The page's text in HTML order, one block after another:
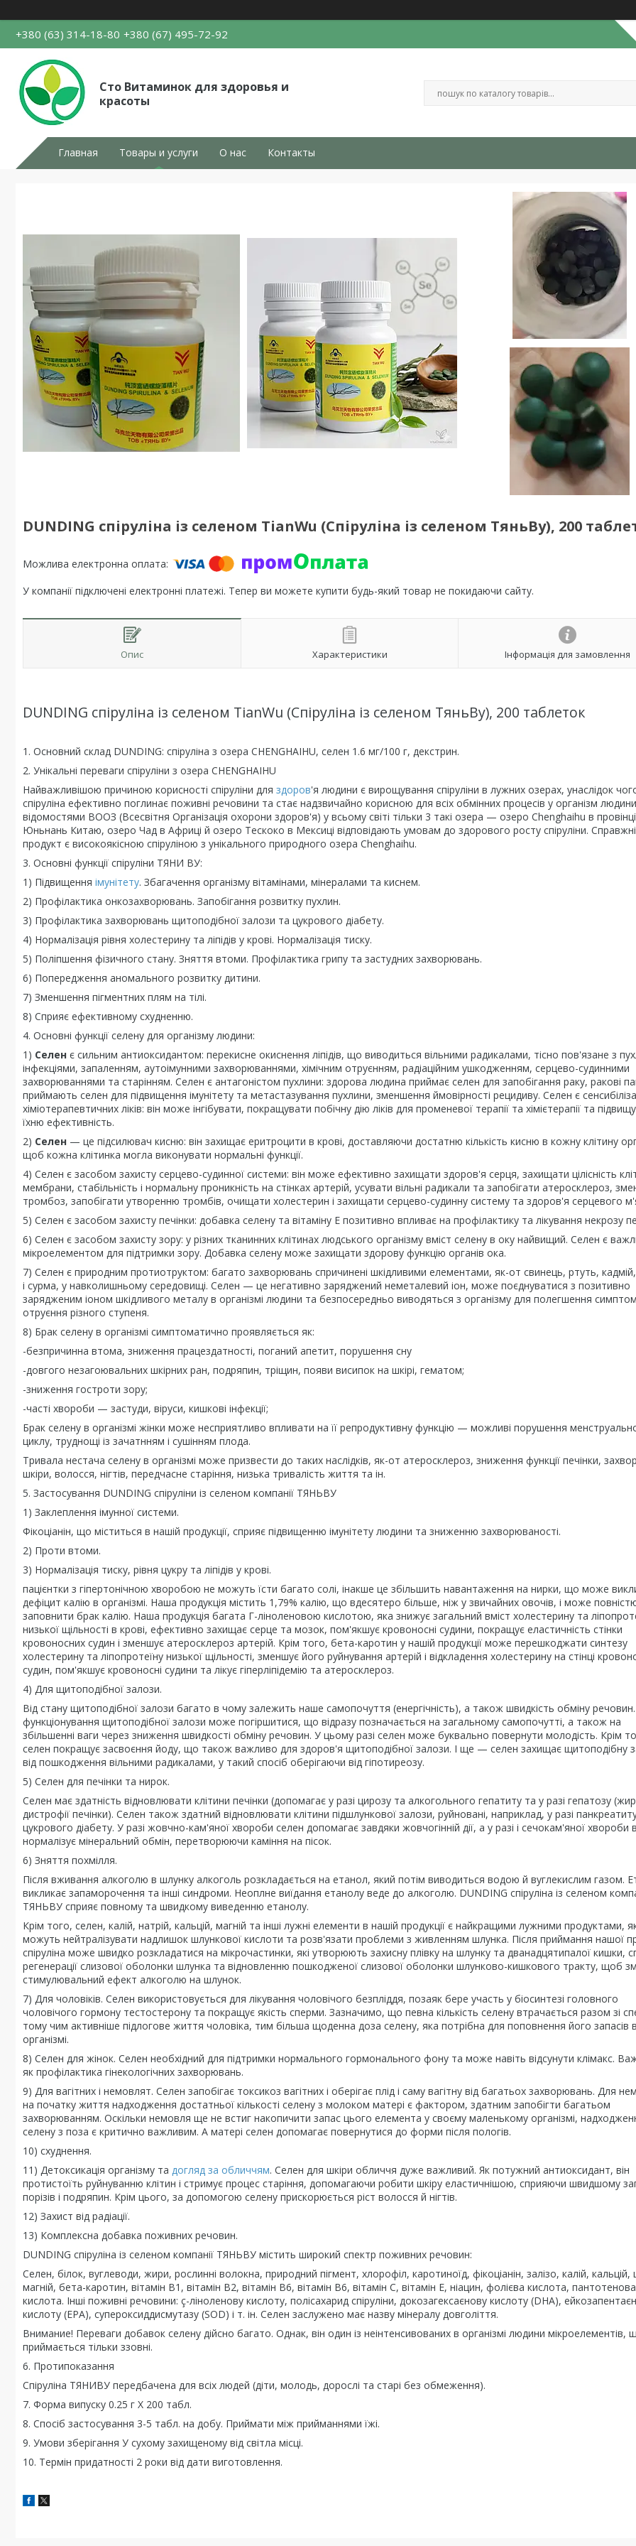
+380 (63) 314-18-80 +380 (67) 495-72-92
Сто Витаминок для здоровья и
красоты
Главная Товары и услуги О нас Контакты
DUNDING спіруліна із селеном TianWu (Спіруліна із селеном ТяньВу), 200
У компанії підключені електронні платежі. Тепер ви можете купити будь-який товар не покидаючи сайту.
Опис Характеристики Інформація для замовлення
DUNDING спіруліна із селеном TianWu (Спіруліна із селеном ТяньВу), 200 таблеток
1. Основний склад DUNDING: спіруліна з озера СHENGHAIHU, селен 1.6 мг/100 г, декстрин.
2. Унікальні переваги спіруліни з озера CHENGHAIHU
Найважливішою причиною корисності спіруліни для здоров'я людини є вирощування спіруліни в лужних озерах, унаслідок
спіруліна ефективно поглинає поживні речовини та стає надзвичайно корисною для всіх обмінних процесів у організм
відомостями ВООЗ (Всесвітня Організація охорони здоров'я) у всьому світі тільки 3 такі озера — озеро Chenghaihu в
Юньнань Китаю, озеро Чад в Африці й озеро Тескоко в Мексиці відповідають умовам до здорового росту спіруліни.
продукт є високоякісною спіруліною з унікального природного озера Chenghaihu.
3. Основні функції спіруліни ТЯНИ ВУ:
1) Підвищення імунітету. Збагачення організму вітамінами, мінералами та киснем.
2) Профілактика онкозахворювань. Запобігання розвитку пухлин.
3) Профілактика захворювань щитоподібної залози та цукрового діабету.
4) Нормалізація рівня холестерину та ліпідів у крові. Нормалізація тиску.
5) Поліпшення фізичного стану. Зняття втоми. Профілактика грипу та застудних захворювань.
6) Попередження аномального розвитку дитини.
7) Зменшення пігментних плям на тілі.
8) Сприяє ефективному схудненню.
4. Основні функції селену для організму людини:
1) Селен є сильним антиоксидантом: перекисне окиснення ліпідів, що виводиться вільними радикалами, тісно пов'язане з
інфекціями, запаленням, аутоімунними захворюваннями, хімічним отруєнням, радіаційним ушкодженням, серцево-судинними
захворюваннями та старінням. Селен є антагоністом пухлини: здорова людина приймає селен для запобігання раку, ракові
приймають селен для підвищення імунітету та метастазування пухлини, зменшення ймовірності рецидиву. Селен є
хіміотерапевтичних ліків: він може інгібувати, покращувати побічну дію ліків для променевої терапії та хімієтерапії та
їхню ефективність.
2) Селен — це підсилювач кисню: він захищає еритроцити в крові, доставляючи достатню кількість кисню в кожну клітину
щоб кожна клітинка могла виконувати нормальні функції.
4) Селен є засобом захисту серцево-судинної системи: він може ефективно захищати здоров'я серця, захищати цілісність
мембрани, стабільність і нормальну проникність на стінках артерій, усувати вільні радикали та запобігати атеросклероз,
тромбоз, запобігати утворенню тромбів, очищати холестерин і захищати серцево-судинну систему та здоров'я серцевого
5) Селен є засобом захисту печінки: добавка селену та вітаміну Е позитивно впливає на профілактику та лікування некрозу
6) Селен є засобом захисту зору: у різних тканинних клітинах людського організму вміст селену в оку найвищий. Селен є
мікроелементом для підтримки зору. Добавка селену може захищати здорову функцію органів ока.
7) Селен є природним протиотруктом: багато захворювань спричинені шкідливими елементами, як-от свинець, ртуть,
і сурма, у навколишньому середовищі. Селен — це негативно заряджений неметалевий іон, може поєднуватися з позитивно
зарядженим іоном шкідливого металу в організмі людини та безпосередньо виводяться з організму для полегшення
отруєння різного ступеня.
8) Брак селену в організмі симптоматично проявляється як:
-безпричинна втома, зниження працездатності, поганий апетит, порушення сну
-довгого незагоювальних шкірних ран, подряпин, тріщин, появи висипок на шкірі, гематом;
-зниження гостроти зору;
-часті хвороби — застуди, віруси, кишкові інфекції;
Брак селену в організмі жінки може несприятливо впливати на її репродуктивну функцію — можливі порушення
циклу, труднощі із зачатнням і сушінням плода.
Тривала нестача селену в організмі може призвести до таких наслідків, як-от атеросклероз, зниження функції печінки,
шкіри, волосся, нігтів, передчасне старіння, низька тривалість життя та ін.
5. Застосування DUNDING cпіруліни із селеном компанії ТЯНЬВУ
1) Заклеплення імунної системи.
Фікоціанін, що міститься в нашій продукції, сприяє підвищенню імунітету людини та зниженню захворюваності.
2) Проти втоми.
3) Нормалізація тиску, рівня цукру та ліпідів у крові.
пацієнтки з гіпертонічною хворобою не можуть їсти багато солі, інакше це збільшить навантаження на нирки, що може
дефіцит калію в організмі. Наша продукція містить 1,79% калію, що вдесятеро більше, ніж у звичайних овочів, і може
заповнити брак калію. Наша продукція багата Г-ліноленовою кислотою, яка знижує загальний вміст холестерину та
низької щільності в крові, ефективно захищає серце та мозок, пом'якшує кровоносні судини, покращує еластичність стінки
кровоносних судин і зменшує атеросклероз артерій. Крім того, бета-каротин у нашій продукції може перешкоджати синтезу
холестерину та ліпопротеїну низької щільності, зменшує його руйнування артерій і відкладення холестерину на стінці
судин, пом'якшує кровоносні судини та лікує гіперліпідемію та атеросклероз.
4) Для щитоподібної залози.
Від стану щитоподібної залози багато в чому залежить наше самопочуття (енергічність), а також швидкість обміну
функціонування щитоподібної залози може погіршитися, що відразу позначається на загальному самопочутті, а також на
збільшенні ваги через зниження швидкості обміну речовин. У цьому разі селен може буквально повернути молодість. Крім
селен покращує засвоєння йоду, що також важливо для здоров'я щитоподібної залози. І ще — селен захищає щитоподібну
від пошкодження вільними радикалами, у такий спосіб оберігаючи від гіпотиреозу.
5) Селен для печінки та нирок.
Селен має здатність відновлювати клітини печінки (допомагає у разі цирозу та алкогольного гепатиту та у разі гепатозу
дистрофії печінки). Селен також здатний відновлювати клітини підшлункової залози, руйновані, наприклад, у разі
цукрового діабету. У разі жовчно-кам'яної хвороби селен допомагає завдяки жовчогінній дії, а у разі і сечокам'яної хвороби
нормалізує мінеральний обмін, перетворюючи каміння на пісок.
6) Зняття похмілля.
Після вживання алкоголю в шлунку алкоголь розкладається на етанол, який потім виводиться водою й вуглекислим газом.
викликає запаморочення та інші синдроми. Неоплне виїдання етанолу веде до алкоголю. DUNDING спіруліна із селеном
ТЯНЬВУ сприяє повному та швидкому виведенню етанолу.
Крім того, селен, калій, натрій, кальцій, магній та інші лужні елементи в нашій продукції є найкращими лужними продуктами,
можуть нейтралізувати надлишок шлункової кислоти та розв'язати проблеми з живленням шлунка. Після приймання нашої
спіруліна може швидко розкладатися на мікрочастинки, які утворюють захисну плівку на шлунку та дванадцятипалої кишки,
регенерації слизової оболонки шлунка та відновленню пошкодженої слизової оболонки шлунково-кишкового тракту, щоб
стимулювальний ефект алкоголю на шлунок.
7) Для чоловіків. Селен використовується для лікування чоловічого безпліддя, позаяк бере участь у біосинтезі головного
чоловічого гормону тестостерону та покращує якість сперми. Зазначимо, що певна кількість селену втрачається разом зі
тому чим активніше підлогове життя чоловіка, тим більша щоденна доза селену, яка потрібна для поповнення його запасів в
організмі.
8) Селен для жінок. Селен необхідний для підтримки нормального гормонального фону та може навіть відсунути клімакс.
як профілактика гінекологічних захворювань.
9) Для вагітних і немовлят. Селен запобігає токсикоз вагітних і оберігає плід і саму вагітну від багатьох захворювань. Для
на початку життя надходження достатньої кількості селену з молоком матері є фактором, здатним запобігти багатьом
захворюванням. Оскільки немовля ще не встиг накопичити запас цього елемента у своєму маленькому організмі,
селену з поза є критично важливим. А матері селен допомагає повернутися до форми після пологів.
10) схуднення.
11) Детоксикація організму та догляд за обличчям. Селен для шкіри обличчя дуже важливий. Як потужний антиоксидант, він
протистоїть руйнуванню клітин і стримує процес старіння, допомагаючи робити шкіру еластичнішою, сприяючи швидшому
порізів і подряпин. Крім цього, за допомогою селену прискорюється ріст волосся й нігтів.
12) Захист від радіації.
13) Комплексна добавка поживних речовин.
DUNDING спіруліна із селеном компанії ТЯНЬВУ містить широкий спектр поживних речовин:
Селен, білок, вуглеводи, жири, рослинні волокна, природний пігмент, хлорофіл, каротиноїд, фікоціанін, залізо, калій, кальцій,
магній, бета-каротин, вітамін B1, вітамін B2, вітамін B6, вітамін B6, вітамін С, вітамін Е, ніацин, фолієва кислота, пантотенова
кислота. Інші поживні речовини: ç-ліноленову кислоту, полісахарид спіруліни, докозагексаєнову кислоту (DHA),
кислоту (EPA), супероксиддисмутазу (SOD) і т. ін. Селен заслужено має назву мінералу довголіття.
Внимание! Переваги добавок селену дійсно багато. Однак, він один із неінтенсивованих в організмі людини мікроелементів,
приймається тільки ззовні.
6. Протипоказання
Спіруліна ТЯНИВУ передбачена для всіх людей (діти, молодь, дорослі та старі без обмеження).
7. Форма випуску 0.25 г Х 200 табл.
8. Спосіб застосування 3-5 табл. на добу. Приймати між прийманнями їжі.
9. Умови зберігання У сухому захищеному від світла місці.
10. Термін придатності 2 роки від дати виготовлення.